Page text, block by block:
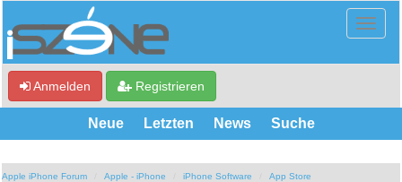
Anmelden Registrieren
Neue Letzten News Suche
Apple iPhone Forum Apple - iPhone iPhone Software App Store